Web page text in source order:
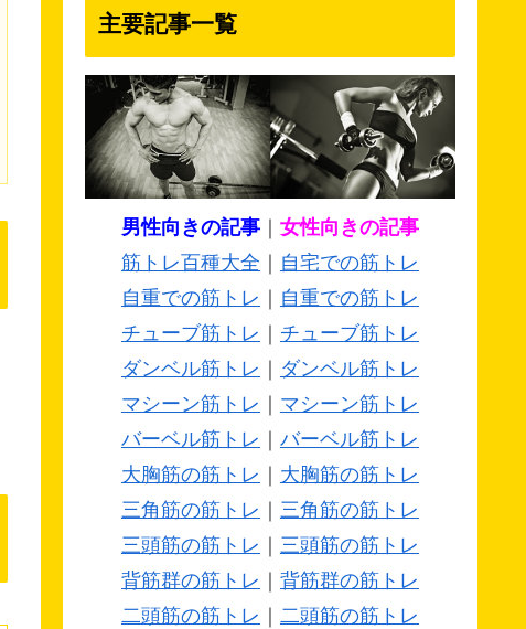
主要記事一覧
男性向きの記事 ｜ 女性向きの記事
筋トレ百種大全 ｜ 自宅での筋トレ
自重での筋トレ ｜ 自重での筋トレ
チューブ筋トレ ｜ チューブ筋トレ
ダンベル筋トレ ｜ ダンベル筋トレ
マシーン筋トレ ｜ マシーン筋トレ
バーベル筋トレ ｜ バーベル筋トレ
大胸筋の筋トレ ｜ 大胸筋の筋トレ
三角筋の筋トレ ｜ 三角筋の筋トレ
三頭筋の筋トレ ｜ 三頭筋の筋トレ
背筋群の筋トレ ｜ 背筋群の筋トレ
二頭筋の筋トレ ｜ 二頭筋の筋トレ